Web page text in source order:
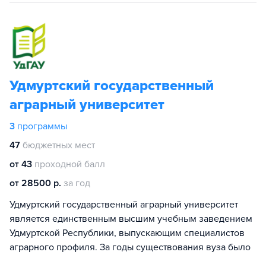
Удмуртский государственный
аграрный университет
3 программы
47 бюджетных мест
от 43 проходной балл
от 28500 р. за год
Удмуртский государственный аграрный университет
является единственным высшим учебным заведением
Удмуртской Республики, выпускающим специалистов
аграрного профиля. За годы существования вуза было